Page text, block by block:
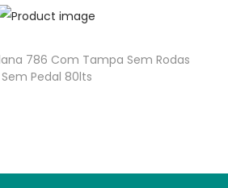
786 Com Tampa Sem Rodas
Sem Pedal 80lts